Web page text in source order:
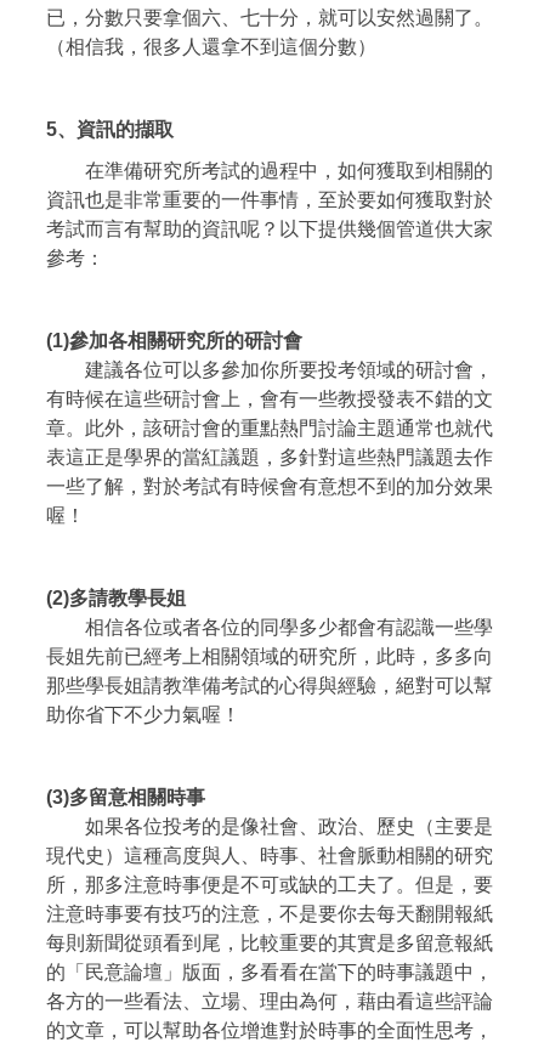
已，分數只要拿個六、七十分，就可以安然過關了。
（相信我，很多人還拿不到這個分數）
5、 資訊的擷取
在準備研究所考試的過程中，如何獲取到相關的
資訊也是非常重要的一件事情，至於要如何獲取對於
考試而言有幫助的資訊呢？以下提供幾個管道供大家
參考：
(1)參加各相關研究所的研討會
建議各位可以多參加你所要投考領域的研討會，
有時候在這些研討會上，會有一些教授發表不錯的文
章。此外，該研討會的重點熱門討論主題通常也就代
表這正是學界的當紅議題，多針對這些熱門議題去作
一些了解，對於考試有時候會有意想不到的加分效果
喔！
(2)多請教學長姐
相信各位或者各位的同學多少都會有認識一些學
長姐先前已經考上相關領域的研究所，此時，多多向
那些學長姐請教準備考試的心得與經驗，絕對可以幫
助你省下不少力氣喔！
(3)多留意相關時事
如果各位投考的是像社會、政治、歷史（主要是
現代史）這種高度與人、時事、社會脈動相關的研究
所，那多注意時事便是不可或缺的工夫了。但是，要
注意時事要有技巧的注意，不是要你去每天翻開報紙
每則新聞從頭看到尾，比較重要的其實是多留意報紙
的「民意論壇」版面，多看看在當下的時事議題中，
各方的一些看法、立場、理由為何，藉由看這些評論
的文章，可以幫助各位增進對於時事的全面性思考，